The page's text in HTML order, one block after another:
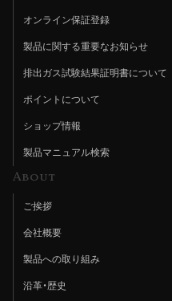
オンライン保証登録
製品に関する重要なお知らせ
排出ガス試験結果証明書について
ポイントについて
ショップ情報
製品マニュアル検索
About
ご挨拶
会社概要
製品への取り組み
沿革・歴史